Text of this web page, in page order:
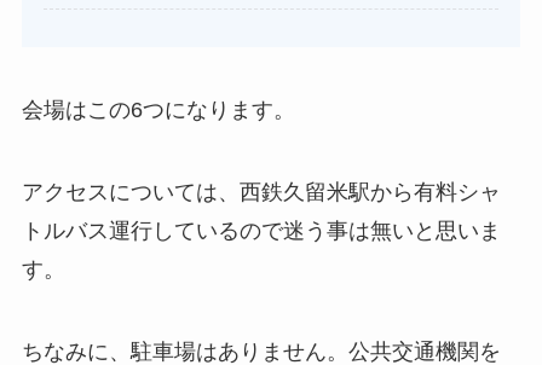
会場はこの6つになります。
アクセスについては、西鉄久留米駅から有料シャ
トルバス運行しているので迷う事は無いと思いま
す。
ちなみに、駐車場はありません。公共交通機関を